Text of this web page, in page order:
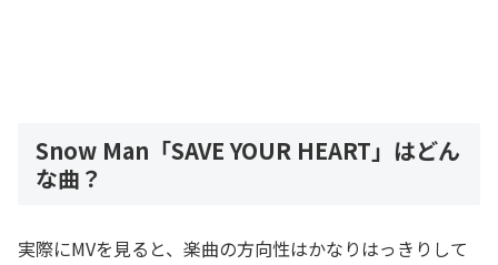
Snow Man「SAVE YOUR HEART」はどん
な曲？
実際にMVを見ると、楽曲の方向性はかなりはっきりして